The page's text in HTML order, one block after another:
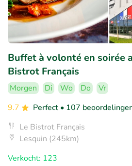
Buffet à volonté en soirée
Bistrot Français
Morgen Di Wo Do
Vr
9.7
Perfect • 107
Le Bistrot Français
Lesquin (245km)
Verkocht: 123